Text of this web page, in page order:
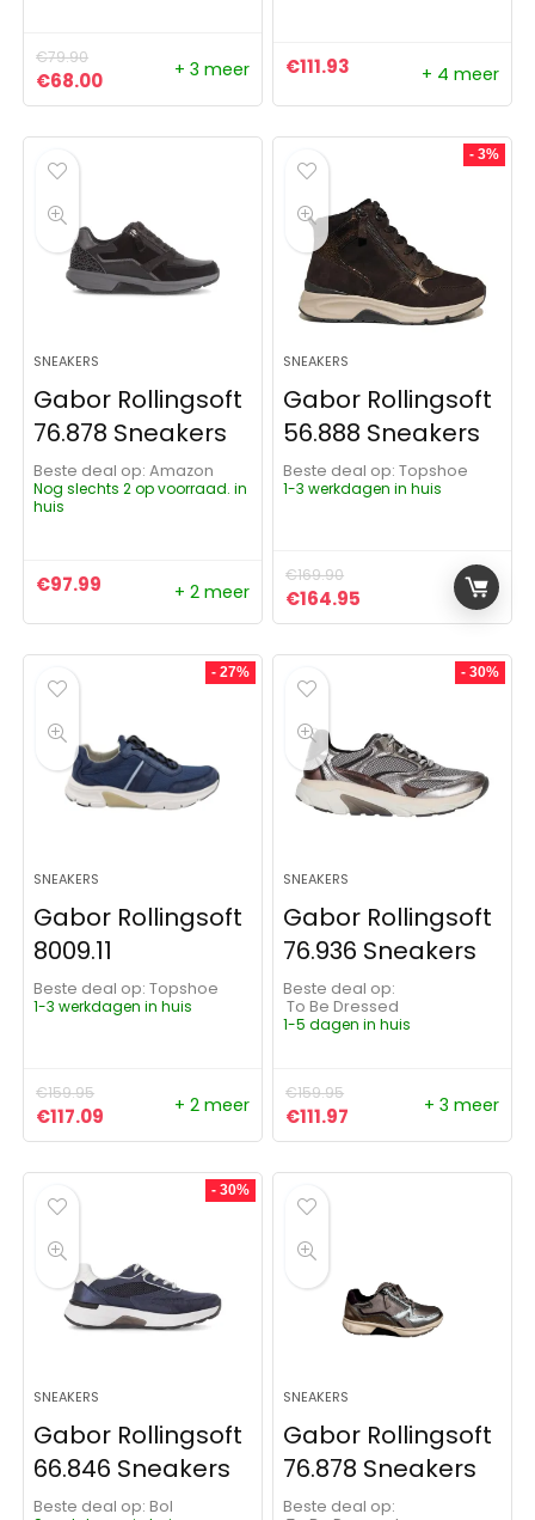
€79.90
Oorspronkelijke prijs was: €79.90.
€68.00Huidige prijs is: €68.00.
+ 3 meer €111.93 + 4 meer
SNEAKERS
Gabor Rollingsoft
76.878 Sneakers
Beste deal op:
Amazon
Nog slechts 2 op voorraad. in
huis
€97.99 + 2 meer
- 3%
SNEAKERS
Gabor Rollingsoft
56.888 Sneakers
Beste deal op:
Topshoe
1-3 werkdagen in huis
€169.90
Oorspronkelijke prijs was:
€164.95 Huidige prijs is:
- 27%
SNEAKERS
Gabor Rollingsoft
8009.11
Beste deal op:
Topshoe
1-3 werkdagen in huis
€159.95
Oorspronkelijke prijs was: €159.95.
€117.09 Huidige prijs is: €117.09.
+ 2 meer
- 30%
SNEAKERS
Gabor Rollingsoft
76.936 Sneakers
Beste deal op:
To Be Dressed
1-5 dagen in huis
€159.95
Oorspronkelijke prijs was:
€111.97 Huidige prijs is:
+ 3 meer
- 30%
SNEAKERS
Gabor Rollingsoft
66.846 Sneakers
Beste deal op:
Bol
SNEAKERS
Gabor Rollingsoft
76.878 Sneakers
Beste deal op: